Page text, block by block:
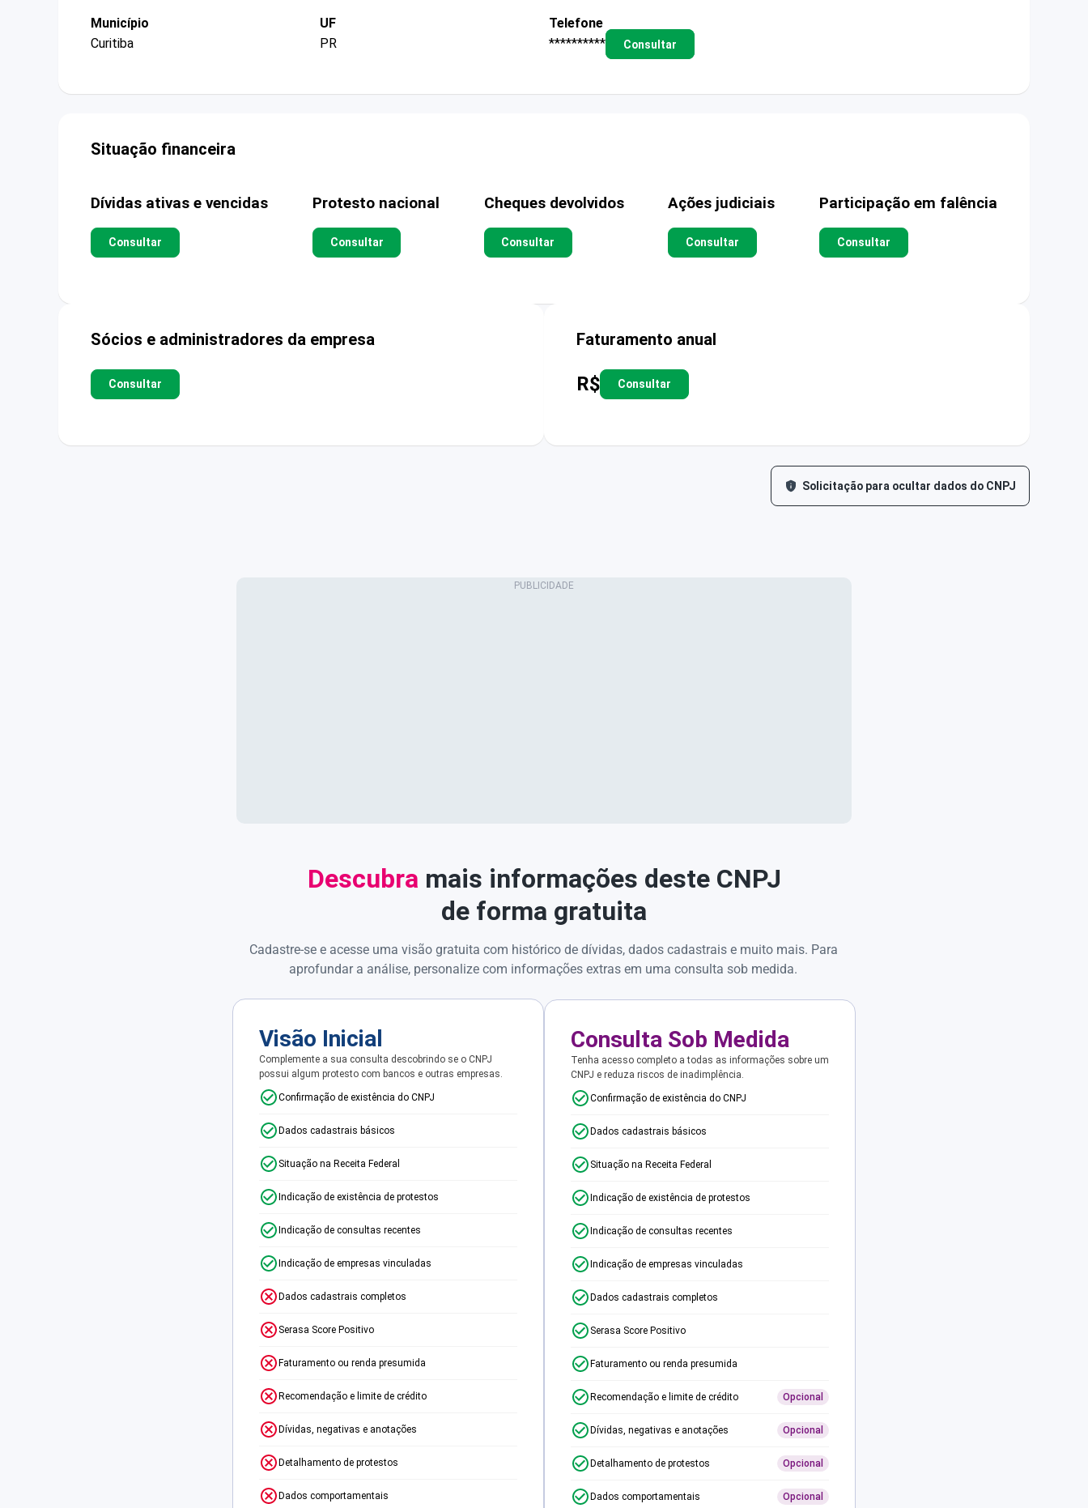
Município
Curitiba
UF
PR
Telefone
**********
Consultar
Situação financeira
Dívidas ativas e vencidas
Consultar
Protesto nacional
Consultar
Cheques devolvidos
Consultar
Ações judiciais
Consultar
Participação em falência
Consultar
Sócios e administradores da empresa
Consultar
Faturamento anual
R$ Consultar
Solicitação para ocultar dados do CNPJ
Descubra mais informações deste CNPJ
de forma gratuita
Cadastre-se e acesse uma visão gratuita com histórico de dívidas, dados cadastrais e muito mais. Para
aprofundar a análise, personalize com informações extras em uma consulta sob medida.
Visão Inicial
Complemente a sua consulta descobrindo se o CNPJ
possui algum protesto com bancos e outras empresas.
Confirmação de existência do CNPJ
Dados cadastrais básicos
Situação na Receita Federal
Indicação de existência de protestos
Indicação de consultas recentes
Indicação de empresas vinculadas
Dados cadastrais completos
Serasa Score Positivo
Faturamento ou renda presumida
Recomendação e limite de crédito
Dívidas, negativas e anotações
Detalhamento de protestos
Dados comportamentais
Consulta Sob Medida
Tenha acesso completo a todas as informações sobre um
CNPJ e reduza riscos de inadimplência.
Confirmação de existência do CNPJ
Dados cadastrais básicos
Situação na Receita Federal
Indicação de existência de protestos
Indicação de consultas recentes
Indicação de empresas vinculadas
Dados cadastrais completos
Serasa Score Positivo
Faturamento ou renda presumida
Recomendação e limite de crédito Opcional
Dívidas, negativas e anotações Opcional
Detalhamento de protestos Opcional
Dados comportamentais Opcional